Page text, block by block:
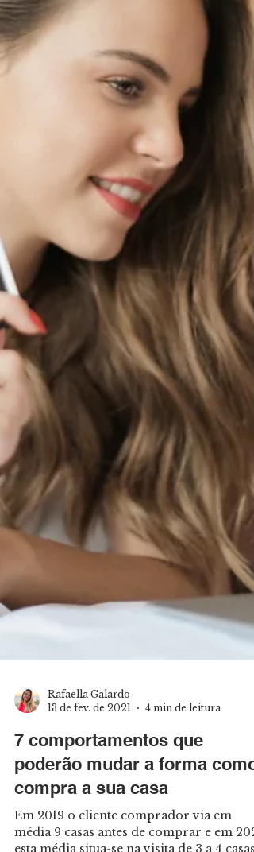
13 de fev. de 2021
4 min de leitura
7 comportamentos que
poderão mudar a forma como
compra a sua casa
Em 2019 o cliente comprador via em